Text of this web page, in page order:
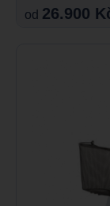
od 26.900